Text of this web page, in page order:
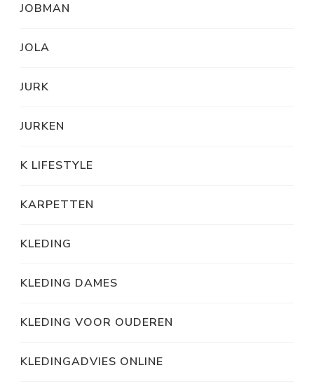
JOBMAN
JOLA
JURK
JURKEN
K LIFESTYLE
KARPETTEN
KLEDING
KLEDING DAMES
KLEDING VOOR OUDEREN
KLEDINGADVIES ONLINE